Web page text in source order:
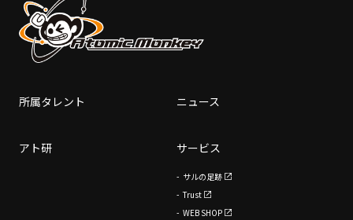
所属タレント ニュース
アト研 サービス
サルの足跡
Trust
WEB SHOP